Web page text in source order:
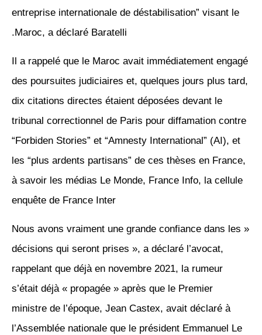
entreprise internationale de déstabilisation” visant le
Maroc, a déclaré Baratelli.
Il a rappelé que le Maroc avait immédiatement engagé
des poursuites judiciaires et, quelques jours plus tard,
dix citations directes étaient déposées devant le
tribunal correctionnel de Paris pour diffamation contre
“Forbiden Stories” et “Amnesty International” (AI), et
les “plus ardents partisans” de ces thèses en France,
à savoir les médias Le Monde, France Info, la cellule
enquête de France Inter
« Nous avons vraiment une grande confiance dans les
décisions qui seront prises », a déclaré l’avocat,
rappelant que déjà en novembre 2021, la rumeur
s’était déjà « propagée » après que le Premier
ministre de l’époque, Jean Castex, avait déclaré à
l’Assemblée nationale que le président Emmanuel Le